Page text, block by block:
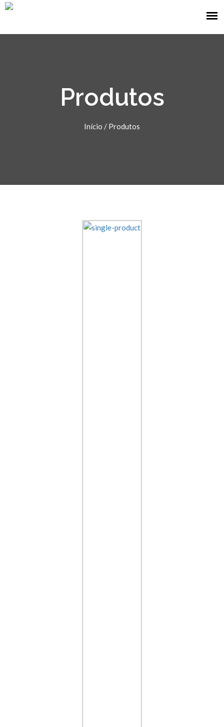
Produtos
Início / Produtos